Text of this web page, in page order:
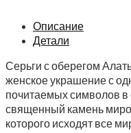
Описание
Детали
Серьги с оберегом
женское украшение с
почитаемых символов
священный камень
которого исходят все